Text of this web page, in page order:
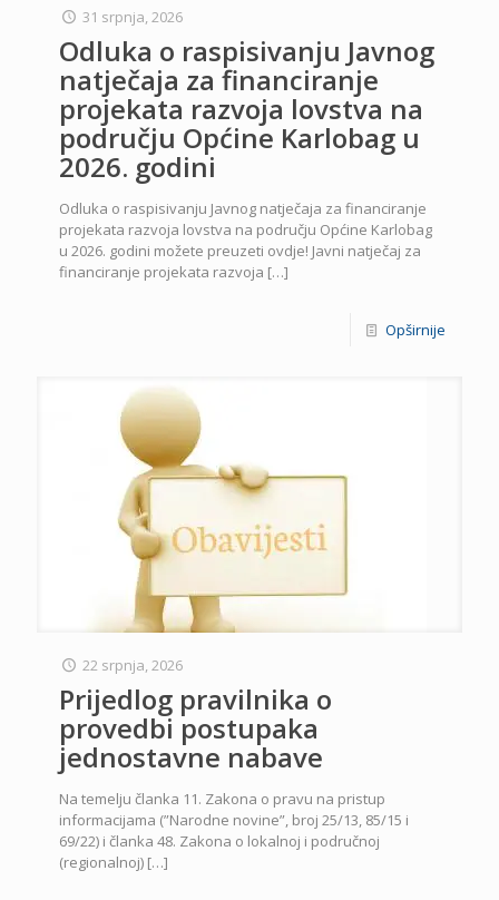
31 srpnja, 2026
Odluka o raspisivanju Javnog
natječaja za financiranje
projekata razvoja lovstva na
području Općine Karlobag u
2026. godini
Odluka o raspisivanju Javnog natječaja za financiranje
projekata razvoja lovstva na području Općine Karlobag
u 2026. godini možete preuzeti ovdje! Javni natječaj za
financiranje projekata razvoja […]
Opširnije
22 srpnja, 2026
Prijedlog pravilnika o
provedbi postupaka
jednostavne nabave
Na temelju članka 11. Zakona o pravu na pristup
informacijama (”Narodne novine”, broj 25/13, 85/15 i
69/22) i članka 48. Zakona o lokalnoj i područnoj
(regionalnoj) […]